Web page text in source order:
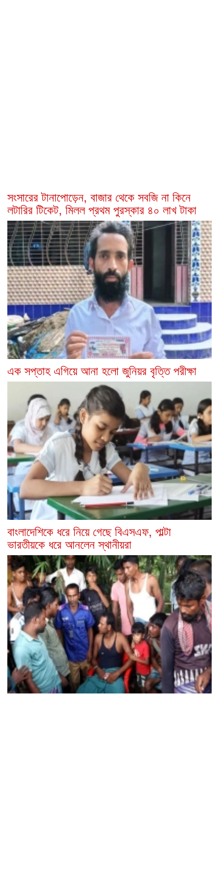
সংসারের টানাপোড়েন, বাজার থেকে সবজি না কিনে
লটারির টিকেট, মিলল প্রথম পুরস্কার ৪০ লাখ টাকা
এক সপ্তাহ এগিয়ে আনা হলো জুনিয়র বৃত্তি পরীক্ষা
বাংলাদেশিকে ধরে নিয়ে গেছে বিএসএফ, পাল্টা
ভারতীয়কে ধরে আনলেন স্থানীয়রা